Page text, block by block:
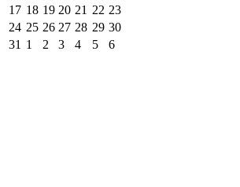
17 18 19 20 21 22 23
24 25 26 27 28 29 30
31 1 2 3 4 5 6